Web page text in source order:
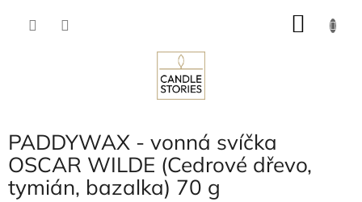
PADDYWAX - vonná svíčka
OSCAR WILDE (Cedrové dřevo,
tymián, bazalka) 70 g